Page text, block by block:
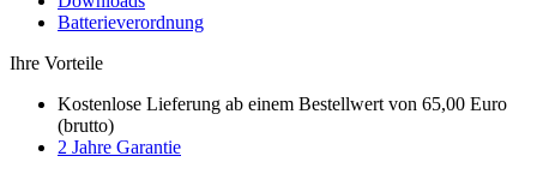
Batterieverordnung
Ihre Vorteile
Kostenlose Lieferung ab einem Bestellwert von 65,00 Euro
(brutto)
2 Jahre Garantie